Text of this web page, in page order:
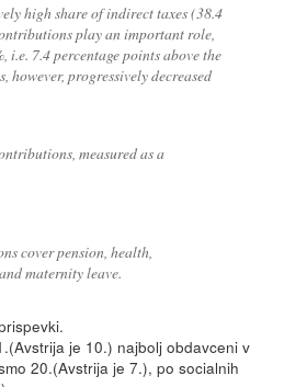
high share of indirect taxes (38.4
play an important role,
i.e. 7.4 percentage points above the
however, progressively decreased
measured as a
cover pension, health,
maternity leave.
je 10.) najbolj obdavceni v
20.(Avstrija je 7.), po socialnih